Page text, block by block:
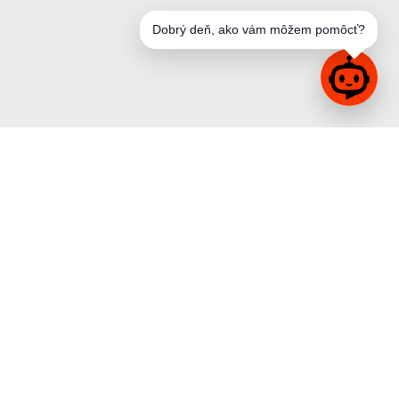
Dobrý deň, ako vám môžem pomôcť?